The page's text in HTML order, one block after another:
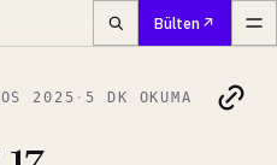
Bülten
2025 · 5 DK OKUMA